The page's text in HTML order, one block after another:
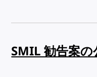
SMIL 勧告案